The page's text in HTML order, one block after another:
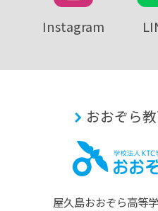
Instagram
おおぞら
屋久島おおぞら⾼等